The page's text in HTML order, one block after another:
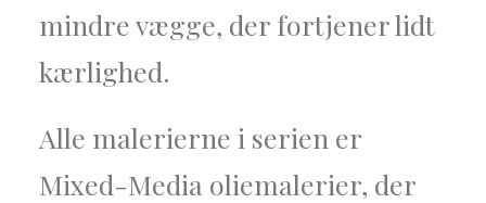
mindre vægge, der fortjener lidt
kærlighed.
Alle malerierne i serien er
Mixed-Media oliemalerier, der